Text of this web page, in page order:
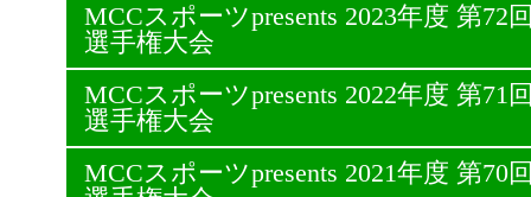
MCCスポーツpresents 2023年度 第72
選手権大会
MCCスポーツpresents 2022年度 第71
選手権大会
MCCスポーツpresents 2021年度 第70